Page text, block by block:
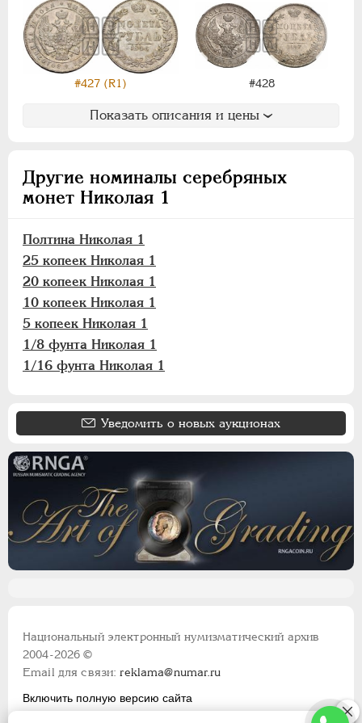
#427 (R1) #428
Показать описания и цены
Другие номиналы серебряных
монет Николая 1
Полтина Николая 1
25 копеек Николая 1
20 копеек Николая 1
10 копеек Николая 1
5 копеек Николая 1
1/8 фунта Николая 1
1/16 фунта Николая 1
Уведомить о новых аукционах
Национальный электронный нумизматический архив
2004-2026 ©
Email для связи:reklama@numar.ru
Включить полную версию сайта